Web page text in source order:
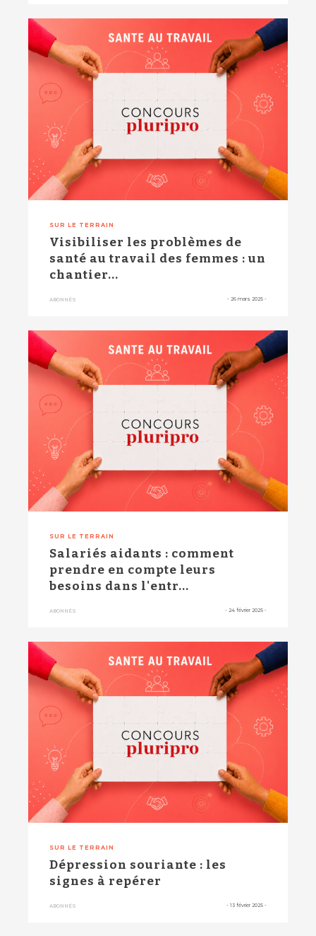
SUR LE TERRAIN
Visibiliser les problèmes de
santé au travail des femmes : un
chantier...
ABONNÉS - 26 mars 2025 -
SUR LE TERRAIN
Salariés aidants : comment
prendre en compte leurs
besoins dans l'entr...
ABONNÉS - 24 février 2025 -
SUR LE TERRAIN
Dépression souriante : les
signes à repérer
ABONNÉS - 13 février 2025 -